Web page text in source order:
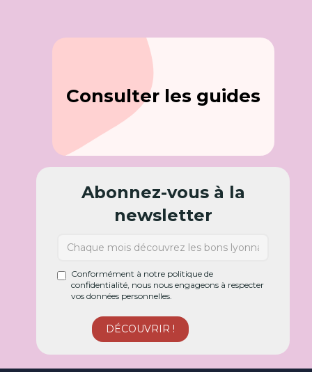
Consulter les guides
Abonnez-vous à la
newsletter
Conformément à notre politique de
confidentialité, nous nous engageons à respecter
vos données personnelles.